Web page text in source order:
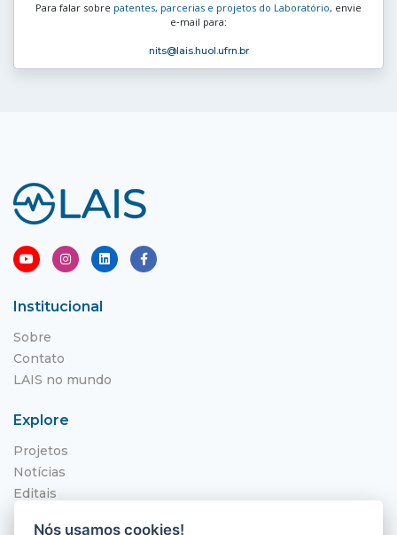
Para falar sobre patentes, parcerias e projetos do Laboratório, envie
e‑mail para:
nits@lais.huol.ufrn.br
Institucional
Sobre
Contato
LAIS no mundo
Explore
Projetos
Notícias
Editais
Nós usamos cookies!